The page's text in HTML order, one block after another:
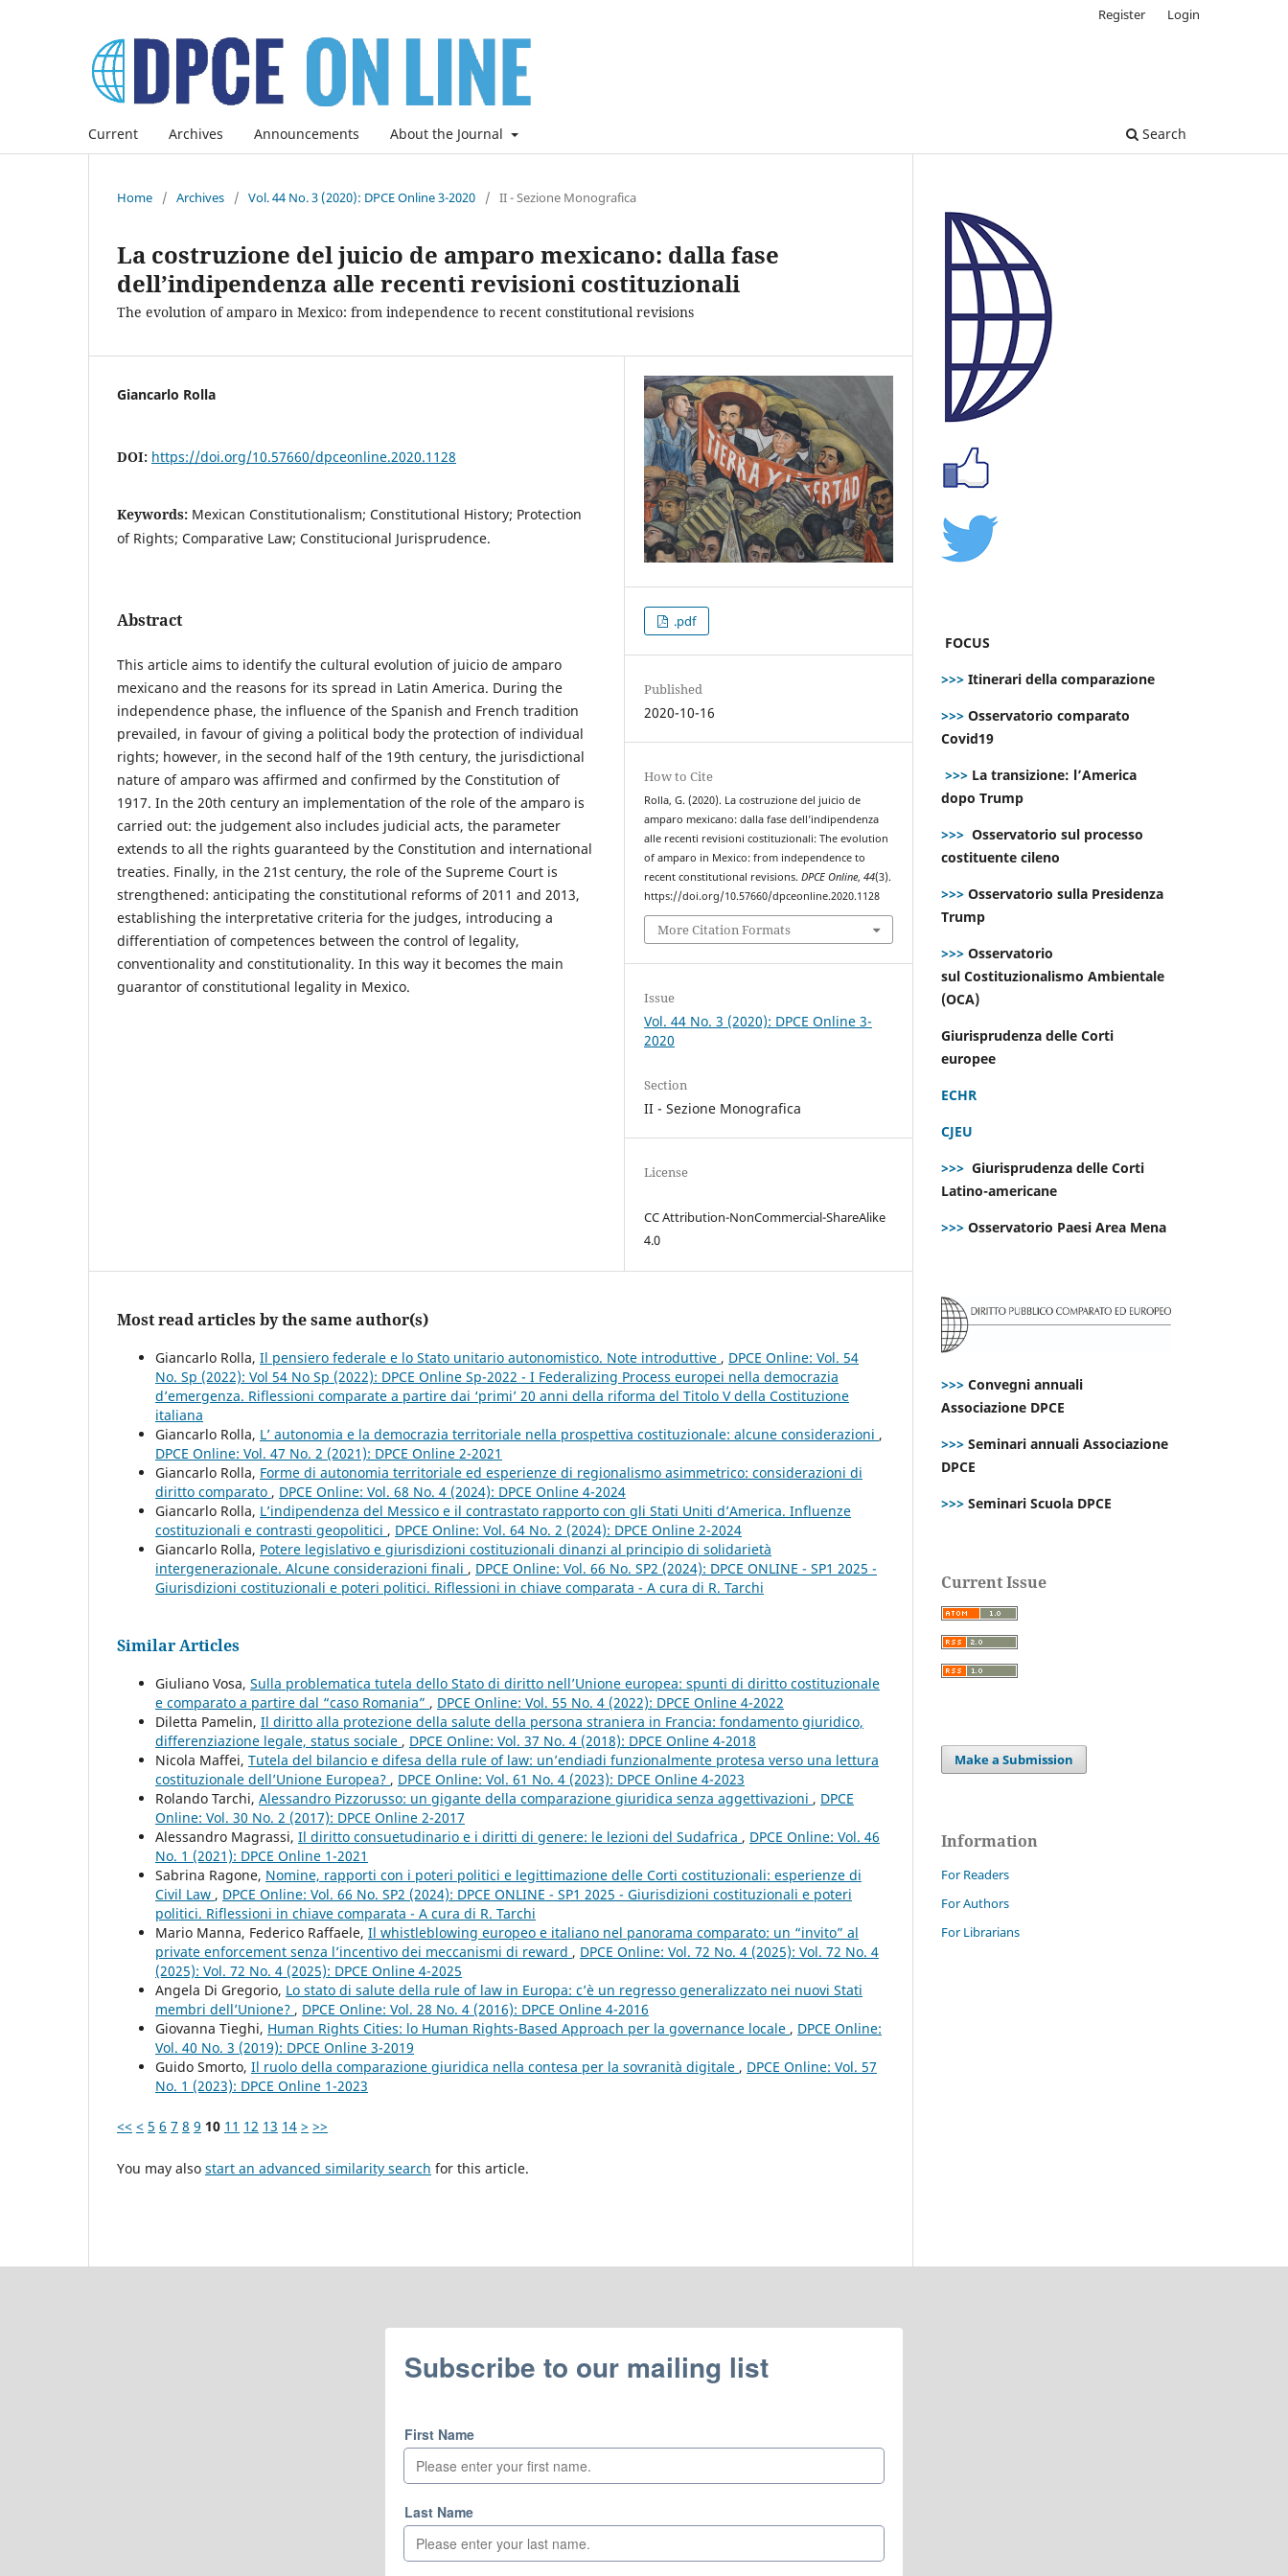
Current Archives Announcements About the Journal Search
Register Login
Home / Archives / Vol. 44 No. 3 (2020): DPCE Online 3-2020 / II - Sezione Monografica
La costruzione del juicio de amparo mexicano: dalla fase
dell’indipendenza alle recenti revisioni costituzionali
The evolution of amparo in Mexico: from independence to recent constitutional revisions
Giancarlo Rolla
DOI: https://doi.org/10.57660/dpceonline.2020.1128
Keywords: Mexican Constitutionalism; Constitutional History; Protection
of Rights; Comparative Law; Constitucional Jurisprudence.
Abstract
This article aims to identify the cultural evolution of juicio de amparo
mexicano and the reasons for its spread in Latin America. During the
independence phase, the influence of the Spanish and French tradition
prevailed, in favour of giving a political body the protection of individual
rights; however, in the second half of the 19th century, the jurisdictional
nature of amparo was affirmed and confirmed by the Constitution of
1917. In the 20th century an implementation of the role of the amparo is
carried out: the judgement also includes judicial acts, the parameter
extends to all the rights guaranteed by the Constitution and international
treaties. Finally, in the 21st century, the role of the Supreme Court is
strengthened: anticipating the constitutional reforms of 2011 and 2013,
establishing the interpretative criteria for the judges, introducing a
differentiation of competences between the control of legality,
conventionality and constitutionality. In this way it becomes the main
guarantor of constitutional legality in Mexico.
.pdf
Published
2020-10-16
How to Cite
Rolla, G. (2020). La costruzione del juicio de
amparo mexicano: dalla fase dell’indipendenza
alle recenti revisioni costituzionali: The evolution
of amparo in Mexico: from independence to
recent constitutional revisions.DPCE Online,44(3).
https://doi.org/10.57660/dpceonline.2020.1128
More Citation Formats
Issue
Vol. 44 No. 3 (2020): DPCE Online 3-
2020
Section
II - Sezione Monografica
License
CC Attribution-NonCommercial-ShareAlike
4.0
Most read articles by the same author(s)
Giancarlo Rolla, Il pensiero federale e lo Stato unitario autonomistico. Note introduttive , DPCE Online: Vol. 54
No. Sp (2022): Vol 54 No Sp (2022): DPCE Online Sp-2022 - I Federalizing Process europei nella democrazia
d’emergenza. Riflessioni comparate a partire dai ‘primi’ 20 anni della riforma del Titolo V della Costituzione
italiana
Giancarlo Rolla, L’ autonomia e la democrazia territoriale nella prospettiva costituzionale: alcune considerazioni ,
DPCE Online: Vol. 47 No. 2 (2021): DPCE Online 2-2021
Giancarlo Rolla, Forme di autonomia territoriale ed esperienze di regionalismo asimmetrico: considerazioni di
diritto comparato , DPCE Online: Vol. 68 No. 4 (2024): DPCE Online 4-2024
Giancarlo Rolla, L’indipendenza del Messico e il contrastato rapporto con gli Stati Uniti d’America. Influenze
costituzionali e contrasti geopolitici , DPCE Online: Vol. 64 No. 2 (2024): DPCE Online 2-2024
Giancarlo Rolla, Potere legislativo e giurisdizioni costituzionali dinanzi al principio di solidarietà
intergenerazionale. Alcune considerazioni finali , DPCE Online: Vol. 66 No. SP2 (2024): DPCE ONLINE - SP1 2025 -
Giurisdizioni costituzionali e poteri politici. Riflessioni in chiave comparata - A cura di R. Tarchi
Similar Articles
Giuliano Vosa, Sulla problematica tutela dello Stato di diritto nell’Unione europea: spunti di diritto costituzionale
e comparato a partire dal “caso Romania” , DPCE Online: Vol. 55 No. 4 (2022): DPCE Online 4-2022
Diletta Pamelin, Il diritto alla protezione della salute della persona straniera in Francia: fondamento giuridico,
differenziazione legale, status sociale , DPCE Online: Vol. 37 No. 4 (2018): DPCE Online 4-2018
Nicola Maffei, Tutela del bilancio e difesa della rule of law: un’endiadi funzionalmente protesa verso una lettura
costituzionale dell’Unione Europea? , DPCE Online: Vol. 61 No. 4 (2023): DPCE Online 4-2023
Rolando Tarchi, Alessandro Pizzorusso: un gigante della comparazione giuridica senza aggettivazioni , DPCE
Online: Vol. 30 No. 2 (2017): DPCE Online 2-2017
Alessandro Magrassi, Il diritto consuetudinario e i diritti di genere: le lezioni del Sudafrica , DPCE Online: Vol. 46
No. 1 (2021): DPCE Online 1-2021
Sabrina Ragone, Nomine, rapporti con i poteri politici e legittimazione delle Corti costituzionali: esperienze di
Civil Law , DPCE Online: Vol. 66 No. SP2 (2024): DPCE ONLINE - SP1 2025 - Giurisdizioni costituzionali e poteri
politici. Riflessioni in chiave comparata - A cura di R. Tarchi
Mario Manna, Federico Raffaele, Il whistleblowing europeo e italiano nel panorama comparato: un “invito” al
private enforcement senza l’incentivo dei meccanismi di reward , DPCE Online: Vol. 72 No. 4 (2025): Vol. 72 No. 4
(2025): Vol. 72 No. 4 (2025): DPCE Online 4-2025
Angela Di Gregorio, Lo stato di salute della rule of law in Europa: c’è un regresso generalizzato nei nuovi Stati
membri dell’Unione? , DPCE Online: Vol. 28 No. 4 (2016): DPCE Online 4-2016
Giovanna Tieghi, Human Rights Cities: lo Human Rights-Based Approach per la governance locale , DPCE Online:
Vol. 40 No. 3 (2019): DPCE Online 3-2019
Guido Smorto, Il ruolo della comparazione giuridica nella contesa per la sovranità digitale , DPCE Online: Vol. 57
No. 1 (2023): DPCE Online 1-2023
<< < 5 6 7 8 9 10 11 12 13 14 > >>
You may also start an advanced similarity search for this article.
FOCUS
>>> Itinerari della comparazione
>>> Osservatorio comparato
Covid19
>>> La transizione: l’America
dopo Trump
>>> Osservatorio sul processo
costituente cileno
>>> Osservatorio sulla Presidenza
Trump
>>> Osservatorio
sul Costituzionalismo Ambientale
(OCA)
Giurisprudenza delle Corti
europee
ECHR
CJEU
>>> Giurisprudenza delle Corti
Latino-americane
>>> Osservatorio Paesi Area Mena
>>> Convegni annuali
Associazione DPCE
>>> Seminari annuali Associazione
DPCE
>>> Seminari Scuola DPCE
Current Issue
Make a Submission
Information
For Readers
For Authors
For Librarians